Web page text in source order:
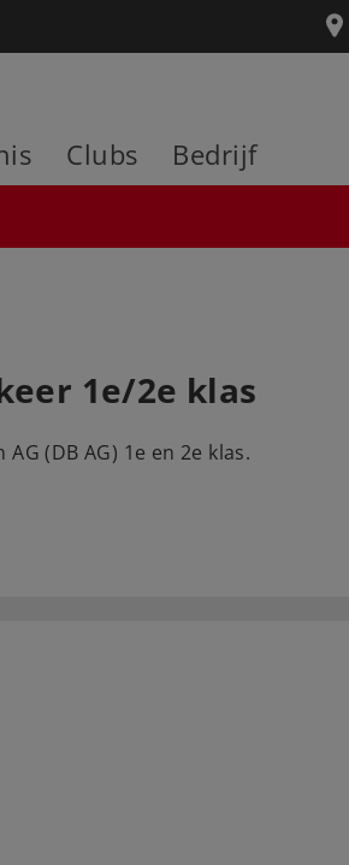
Clubs Bedrijf
1e/2e klas
(DB AG) 1e en 2e klas.